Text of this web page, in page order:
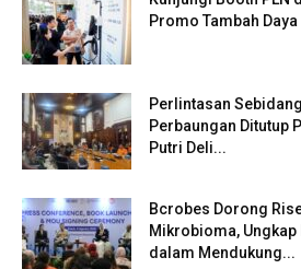
Promo Tambah Daya
Perlintasan
Perbaungan Ditutup
Putri Deli...
Bcrobes Dorong
Mikrobioma,
dalam Mendukung...